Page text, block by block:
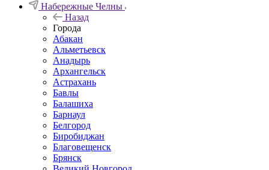
Набережные Челны
Назад
Города
Абакан
Альметьевск
Анадырь
Архангельск
Астрахань
Бавлы
Балашиха
Барнаул
Белгород
Биробиджан
Благовещенск
Брянск